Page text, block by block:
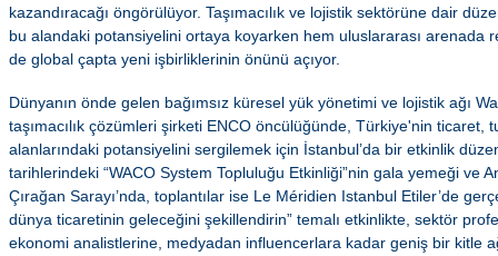
kazandıracağı öngörülüyor. Taşımacılık ve lojistik sektörüne dair
bu alandaki potansiyelini ortaya koyarken hem uluslararası arenada
de global çapta yeni işbirliklerinin önünü açıyor.
Dünyanın önde gelen bağımsız küresel yük yönetimi ve lojistik ağı
taşımacılık çözümleri şirketi ENCO öncülüğünde, Türkiye'nin ticaret,
alanlarındaki potansiyelini sergilemek için İstanbul’da bir etkinlik
tarihlerindeki “WACO System Topluluğu Etkinliği”nin gala yemeği ve
Çırağan Sarayı’nda, toplantılar ise Le Méridien Istanbul Etiler’de
dünya ticaretinin geleceğini şekillendirin” temalı etkinlikte, sektör
ekonomi analistlerine, medyadan influencerlara kadar geniş bir kitle